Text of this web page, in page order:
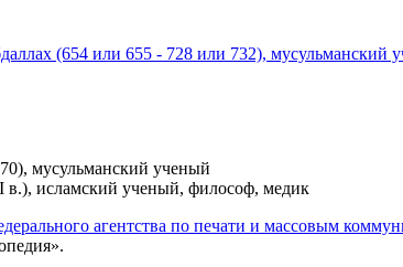
(654 или 655 - 728 или 732), мусульманский
мусульманский ученый
исламский ученый, философ, медик
агентства по печати и массовым